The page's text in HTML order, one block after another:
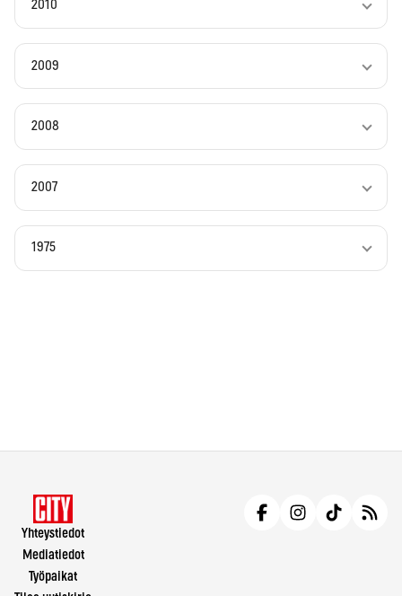
2010
2009
2008
2007
1975
Yhteystiedot
Mediatiedot
Työpaikat